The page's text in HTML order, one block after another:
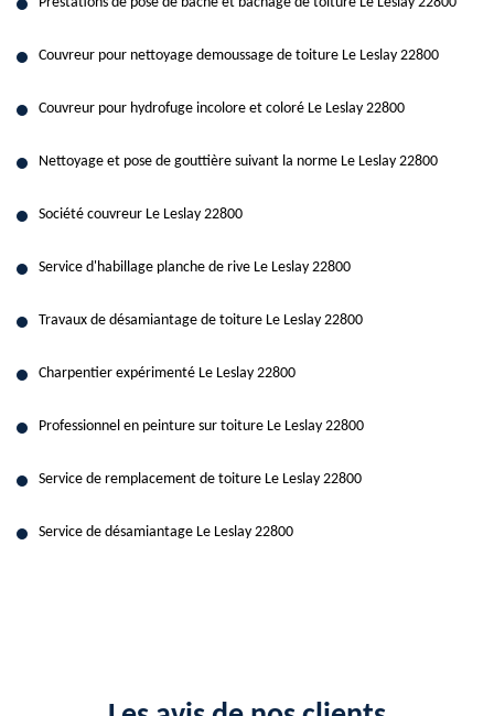
Couvreur pour nettoyage demoussage de toiture Le Leslay 22800
Couvreur pour hydrofuge incolore et coloré Le Leslay 22800
Nettoyage et pose de gouttière suivant la norme Le Leslay 22800
Société couvreur Le Leslay 22800
Service d'habillage planche de rive Le Leslay 22800
Travaux de désamiantage de toiture Le Leslay 22800
Charpentier expérimenté Le Leslay 22800
Professionnel en peinture sur toiture Le Leslay 22800
Service de remplacement de toiture Le Leslay 22800
Service de désamiantage Le Leslay 22800